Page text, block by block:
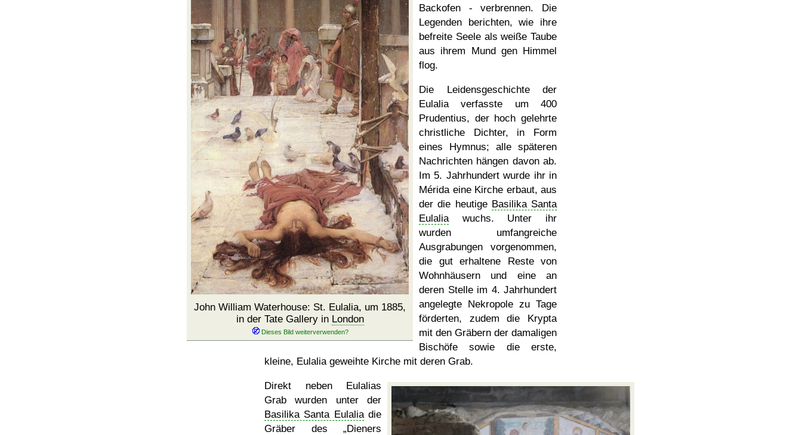
John William Waterhouse: St. Eulalia, um 1885,
in der Tate Gallery in London
Backofen - verbrennen. Die
Legenden berichten, wie ihre
befreite Seele als weiße Taube
aus ihrem Mund gen Himmel
flog.
Die Leidensgeschichte der
Eulalia verfasste um 400
Prudentius, der hoch gelehrte
christliche Dichter, in Form
eines Hymnus; alle späteren
Nachrichten hängen davon ab.
Im 5. Jahrhundert wurde ihr in
Mérida eine Kirche erbaut, aus
der die heutige Basilika Santa
Eulaliawuchs. Unter ihr
wurden umfangreiche
Ausgrabungen vorgenommen,
die gut erhaltene Reste von
Wohnhäusern und eine an
deren Stelle im 4. Jahrhundert
angelegte Nekropole zu Tage
förderten, zudem die Krypta
mit den Gräbern der damaligen
Bischöfe sowie die erste,
kleine, Eulalia geweihte Kirche mit deren Grab.
Direkt neben Eulalias
Grab wurden unter der
Basilika Santa Eulaliadie
Gräber des
Dieners